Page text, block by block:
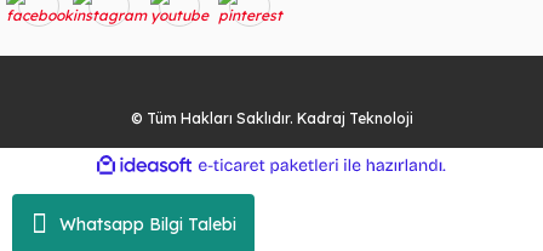
Whatsapp Bilgi Talebi
© Tüm Hakları Saklıdır. Kadraj Teknoloji
ideasoft
e-